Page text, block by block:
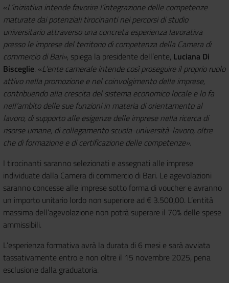
«L’iniziativa intende favorire l’integrazione delle competenze
maturate dai potenziali tirocinanti nei percorsi di studio
universitario attraverso una concreta esperienza lavorativa
presso le imprese del territorio di competenza della Camera di
commercio di Bari», spiega la presidente dell’ente, Luciana Di
Bisceglie. «L’ente camerale intende così proseguire il proprio ruolo
attivo nella promozione e nel coinvolgimento delle imprese,
contribuendo alla crescita del sistema economico locale e lo fa
nell’ambito delle sue funzioni in materia di orientamento al
lavoro, di supporto alle esigenze delle imprese nella ricerca di
risorse umane, di collegamento scuola-università-lavoro, oltre
che di formazione e di certificazione delle competenze».
I tirocinanti saranno selezionati e assegnati alle imprese
individuate dalla Camera di commercio di Bari. Le agevolazioni
saranno concesse alle imprese sotto forma di voucher e avranno
un importo unitario lordo non superiore ad € 3.500,00. L’entità
massima dell’agevolazione non potrà superare il 70% delle spese
ammissibili.
L’esperienza formativa avrà la durata di 6 mesi e sarà avviata
tassativamente entro e non oltre il 15 novembre 2025, pena
esclusione dalla graduatoria.